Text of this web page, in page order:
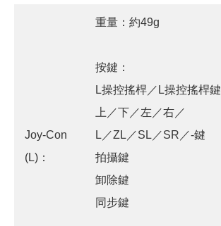
Joy-Con
(L)：
重量：約49g
按鍵：
L操控搖桿／L操控搖桿鍵
上／下／左／右／
L／ZL／SL／SR／-鍵
拍攝鍵
卸除鍵
同步鍵